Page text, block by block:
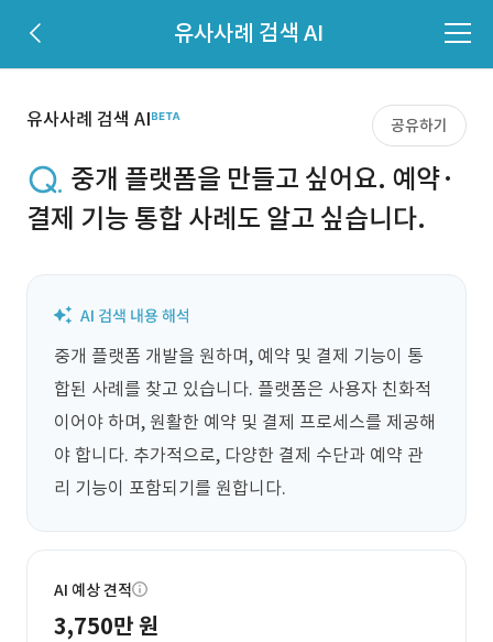
유사사례 검색 AI
유사사례 검색 AI 공유하기
중개 플랫폼을 만들고 싶어요. 예약·
결제 기능 통합 사례도 알고 싶습니다.
중개 플랫폼 개발을 원하며, 예약 및 결제 기능이 통
합된 사례를 찾고 있습니다. 플랫폼은 사용자 친화적
이어야 하며, 원활한 예약 및 결제 프로세스를 제공해
야 합니다. 추가적으로, 다양한 결제 수단과 예약 관
리 기능이 포함되기를 원합니다.
AI 예상 견적
3,750만 원